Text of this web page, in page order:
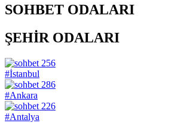
SOHBET ODALARI
ŞEHİR ODALARI
256
#İstanbul
286
#Ankara
226
#Antalya